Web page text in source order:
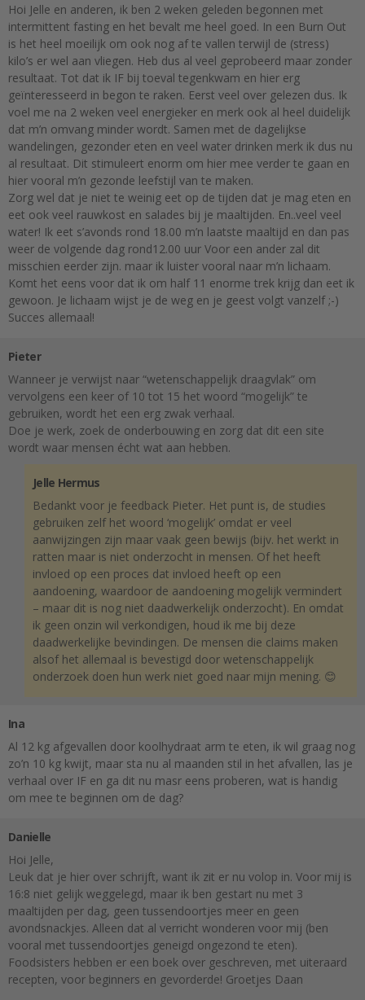
Hoi Jelle en anderen, ik ben 2 weken geleden begonnen met
intermittent fasting en het bevalt me heel goed. In een Burn Out
is het heel moeilijk om ook nog af te vallen terwijl de (stress)
kilo’s er wel aan vliegen. Heb dus al veel geprobeerd maar zonder
resultaat. Tot dat ik IF bij toeval tegenkwam en hier erg
geïnteresseerd in begon te raken. Eerst veel over gelezen dus. Ik
voel me na 2 weken veel energieker en merk ook al heel duidelijk
dat m’n omvang minder wordt. Samen met de dagelijkse
wandelingen, gezonder eten en veel water drinken merk ik dus nu
al resultaat. Dit stimuleert enorm om hier mee verder te gaan en
hier vooral m’n gezonde leefstijl van te maken.
Zorg wel dat je niet te weinig eet op de tijden dat je mag eten en
eet ook veel rauwkost en salades bij je maaltijden. En..veel veel
water! Ik eet s’avonds rond 18.00 m’n laatste maaltijd en dan pas
weer de volgende dag rond12.00 uur Voor een ander zal dit
misschien eerder zijn. maar ik luister vooral naar m’n lichaam.
Komt het eens voor dat ik om half 11 enorme trek krijg dan eet ik
gewoon. Je lichaam wijst je de weg en je geest volgt vanzelf ;-)
Succes allemaal!
Pieter
Wanneer je verwijst naar “wetenschappelijk draagvlak” om
vervolgens een keer of 10 tot 15 het woord “mogelijk” te
gebruiken, wordt het een erg zwak verhaal.
Doe je werk, zoek de onderbouwing en zorg dat dit een site
wordt waar mensen écht wat aan hebben.
Jelle Hermus
Bedankt voor je feedback Pieter. Het punt is, de studies
gebruiken zelf het woord ‘mogelijk’ omdat er veel
aanwijzingen zijn maar vaak geen bewijs (bijv. het werkt in
ratten maar is niet onderzocht in mensen. Of het heeft
invloed op een proces dat invloed heeft op een
aandoening, waardoor de aandoening mogelijk vermindert
– maar dit is nog niet daadwerkelijk onderzocht). En omdat
ik geen onzin wil verkondigen, houd ik me bij deze
daadwerkelijke bevindingen. De mensen die claims maken
alsof het allemaal is bevestigd door wetenschappelijk
onderzoek doen hun werk niet goed naar mijn mening. 😊
Ina
Al 12 kg afgevallen door koolhydraat arm te eten, ik wil graag nog
zo’n 10 kg kwijt, maar sta nu al maanden stil in het afvallen, las je
verhaal over IF en ga dit nu masr eens proberen, wat is handig
om mee te beginnen om de dag?
Danielle
Hoi Jelle,
Leuk dat je hier over schrijft, want ik zit er nu volop in. Voor mij is
16:8 niet gelijk weggelegd, maar ik ben gestart nu met 3
maaltijden per dag, geen tussendoortjes meer en geen
avondsnackjes. Alleen dat al verricht wonderen voor mij (ben
vooral met tussendoortjes geneigd ongezond te eten).
Foodsisters hebben er een boek over geschreven, met uiteraard
recepten, voor beginners en gevorderde! Groetjes Daan